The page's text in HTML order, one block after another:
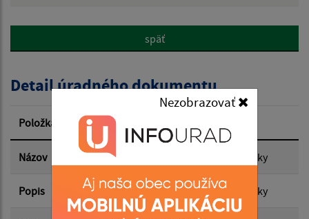
Nezobrazovať
Popis:
Dátum zverejnenia od:
Dátum zverejnenia do:
Filtrovať Reset
späť
Detail úradného dokumentu
Položka Informácia
Názov Oznam - Oznámenie o uložení zásielky
Popis Oznam - Oznámenie o uložení zásielky